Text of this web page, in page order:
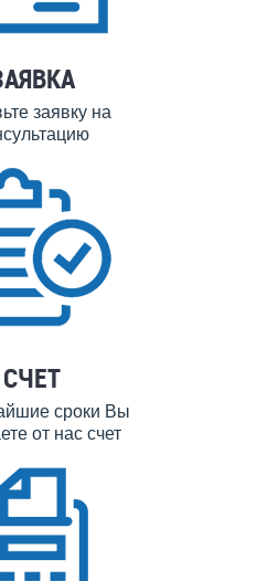
заявку на
СЧЕТ
сроки Вы
от нас счет